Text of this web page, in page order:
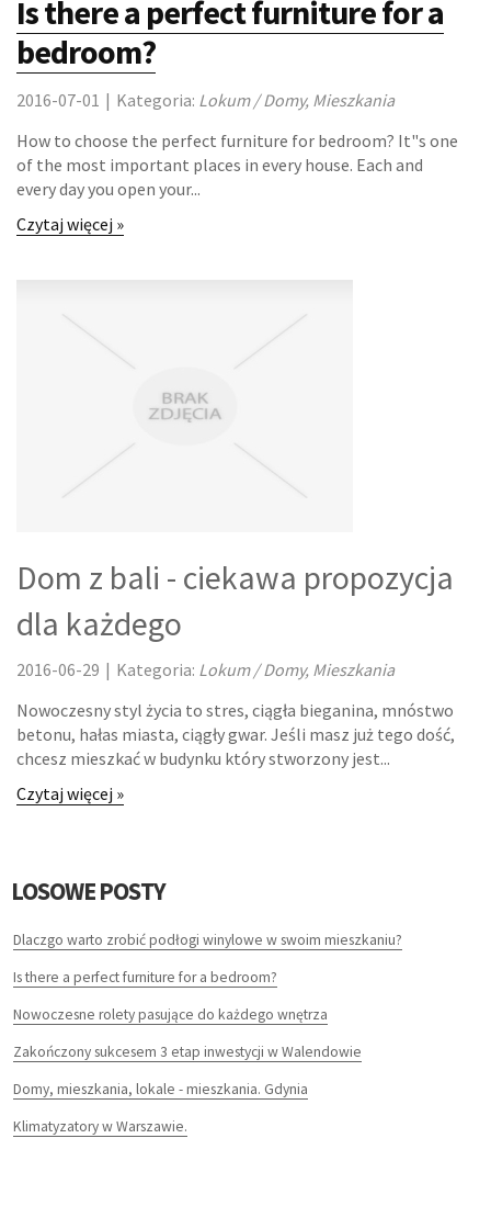
Is there a perfect furniture for a
bedroom?
2016-07-01 | Kategoria: Lokum / Domy, Mieszkania
How to choose the perfect furniture for bedroom? It"s one
of the most important places in every house. Each and
every day you open your...
Czytaj więcej »
Dom z bali - ciekawa propozycja
dla każdego
2016-06-29 | Kategoria: Lokum / Domy, Mieszkania
Nowoczesny styl życia to stres, ciągła bieganina, mnóstwo
betonu, hałas miasta, ciągły gwar. Jeśli masz już tego dość,
chcesz mieszkać w budynku który stworzony jest...
Czytaj więcej »
LOSOWE POSTY
Dlaczgo warto zrobić podłogi winylowe w swoim mieszkaniu?
Is there a perfect furniture for a bedroom?
Nowoczesne rolety pasujące do każdego wnętrza
Zakończony sukcesem 3 etap inwestycji w Walendowie
Domy, mieszkania, lokale - mieszkania. Gdynia
Klimatyzatory w Warszawie.